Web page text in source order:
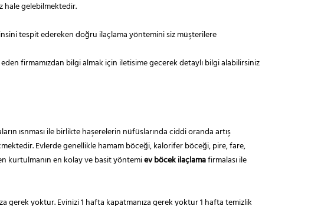
hale gelebilmektedir.
tespit edereken doğru ilaçlama yöntemini siz müşterilere
firmamızdan bilgi almak için iletisimegecerek detaylı bilgi alabilirsiniz
ısnması ile birlikte haşerelerin nüfüslarında ciddi oranda artış
Evlerde genellikle hamam böceği, kalorifer böceği, pire, fare,
kurtulmanın en kolay ve basit yöntemiev böcek ilaçlamafirmalası ile
gerek yoktur. Evinizi 1 hafta kapatmanıza gerek yoktur 1 hafta temizlik